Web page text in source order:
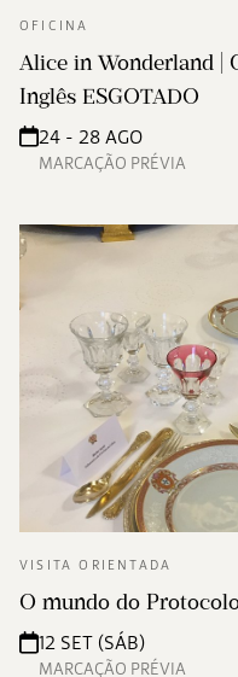
OFICINA
Alice in Wonderland |
Inglês ESGOTADO
24 - 28 AGO
MARCAÇÃO PRÉVIA
VISITA ORIENTADA
O mundo do
12 SET (SÁB)
MARCAÇÃO PRÉVIA